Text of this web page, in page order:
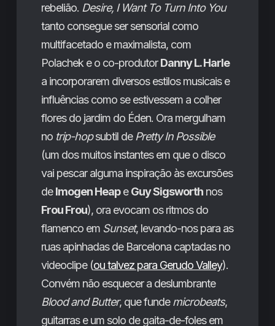
rebelião. Desire, I Want To Turn Into You
tanto consegue ser sensorial como
multifacetado e maximalista, com
Polachek e o co-produtorDanny L. Harle
a incorporarem diversos estilos musicais e
influências como se estivessem a colher
flores do jardim do Éden. Ora mergulham
no trip-hopsubtil de Pretty In Possible
(um dos muitos instantes em que o disco
vai pescar alguma inspiração às excursões
deImogen HeapeGuy Sigsworthnos
Frou Frou), ora evocam os ritmos do
flamenco em Sunset, levando-nos para as
ruas apinhadas de Barcelona captadas no
videoclipe (ou talvez para Gerudo Valley).
Convém não esquecer a deslumbrante
Blood and Butter, que fundemicrobeats,
guitarras e um solo de gaita-de-foles em